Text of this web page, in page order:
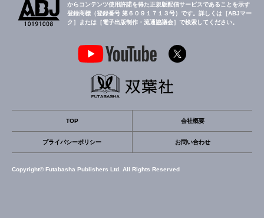
からコンテンツ使用許諾を得た正規版配信サービスであることを示す
登録商標（登録番号 第６０９１７１３号）です。詳しくは［ABJマー
ク］または［電子出版制作・流通協議会］で検索してください。
TOP 会社概要
プライバシーポリシー お問い合わせ
Copyright© Futabasha Publishers Ltd. All Rights Reserved